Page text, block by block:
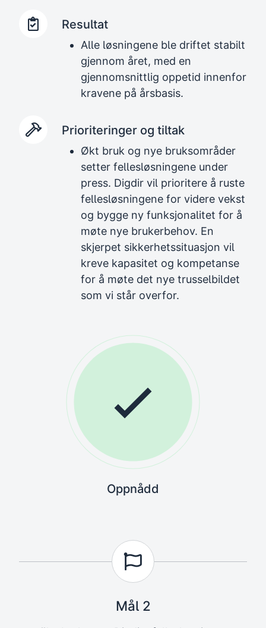
Resultat
Alle løsningene ble driftet stabilt
gjennom året, med en
gjennomsnittlig oppetid innenfor
kravene på årsbasis.
Prioriteringer og tiltak
Økt bruk og nye bruksområder
setter fellesløsningene under
press. Digdir vil prioritere å ruste
fellesløsningene for videre vekst
og bygge ny funksjonalitet for å
møte nye brukerbehov. En
skjerpet sikkerhetssituasjon vil
kreve kapasitet og kompetanse
for å møte det nye trusselbildet
som vi står overfor.
Oppnådd
Mål 2